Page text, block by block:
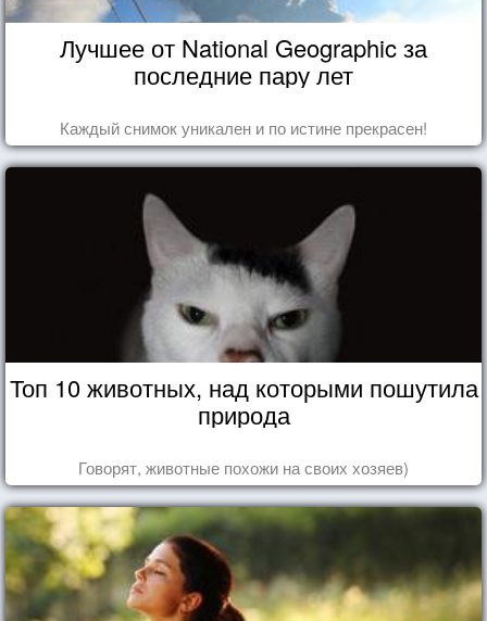
Лучшее от National Geographic за
последние пару лет
Каждый снимок уникален и по истине прекрасен!
Топ 10 животных, над которыми пошутила
природа
Говорят, животные похожи на своих хозяев)